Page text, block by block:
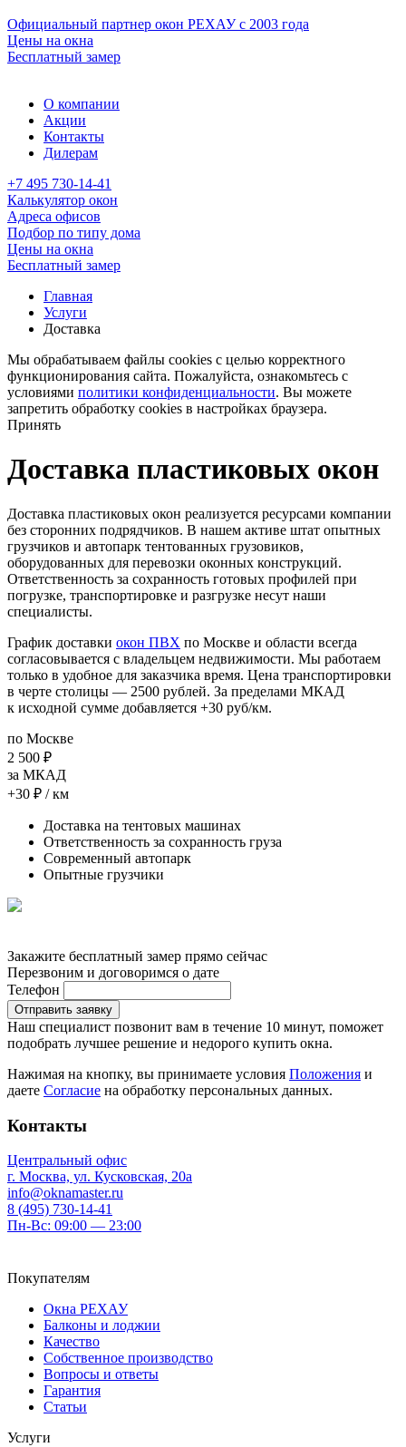
Официальный партнер окон РЕХАУ с 2003 года
Цены на окна
Бесплатный замер
О компании
Акции
Контакты
Дилерам
+7 495 730-14-41
Калькулятор окон
Адреса офисов
Подбор по типу дома
Цены на окна
Бесплатный замер
Главная
Услуги
Доставка
Мы обрабатываем файлы cookies с целью корректного
функционирования сайта. Пожалуйста, ознакомьтесь с
условиями политики конфиденциальности. Вы можете
запретить обработку cookies в настройках браузера.
Принять
Доставка пластиковых окон
Доставка пластиковых окон реализуется ресурсами компании
без сторонних подрядчиков. В нашем активе штат опытных
грузчиков и автопарк тентованных грузовиков,
оборудованных для перевозки оконных конструкций.
Ответственность за сохранность готовых профилей при
погрузке, транспортировке и разгрузке несут наши
специалисты.
График доставки окон ПВХ по Москве и области всегда
согласовывается с владельцем недвижимости. Мы работаем
только в удобное для заказчика время. Цена транспортировки
в черте столицы — 2500 рублей. За пределами МКАД
к исходной сумме добавляется +30 руб/км.
по Москве
2 500 ₽
за МКАД
+30 ₽ / км
Доставка на тентовых машинах
Ответственность за сохранность груза
Современный автопарк
Опытные грузчики
Закажите бесплатный замер прямо сейчас
Перезвоним и договоримся о дате
Телефон
Отправить заявку
Наш специалист позвонит вам в течение 10 минут, поможет
подобрать лучшее решение и недорого купить окна.
Нажимая на кнопку, вы принимаете условия Положения и
даете Согласие на обработку персональных данных.
Контакты
Центральный офис
г. Москва, ул. Кусковская, 20а
info@oknamaster.ru
8 (495) 730-14-41
Пн-Вс: 09:00 — 23:00
Покупателям
Окна РЕХАУ
Балконы и лоджии
Качество
Собственное производство
Вопросы и ответы
Гарантия
Статьи
Услуги